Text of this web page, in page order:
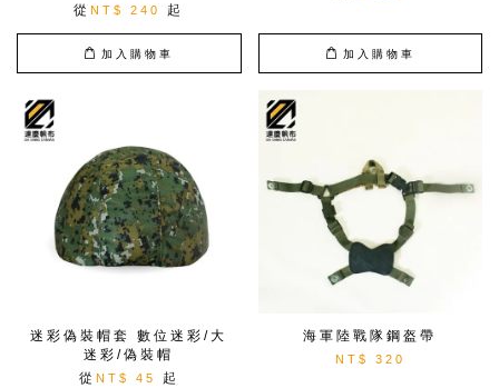
從NT$ 240 起
加入購物車 加入購物車
迷彩偽裝帽套 數位迷彩/大
迷彩/偽裝帽
從 NT$ 45 起
海軍陸戰隊鋼盔帶
NT$ 320